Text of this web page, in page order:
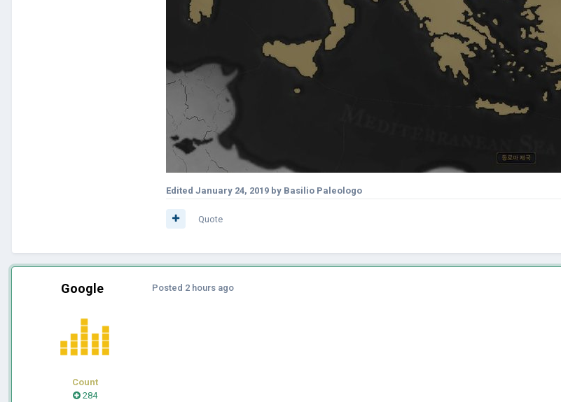
Edited January 24, 2019 by Basilio Paleologo
Quote
Google
Count
284
Posted 2 hours ago